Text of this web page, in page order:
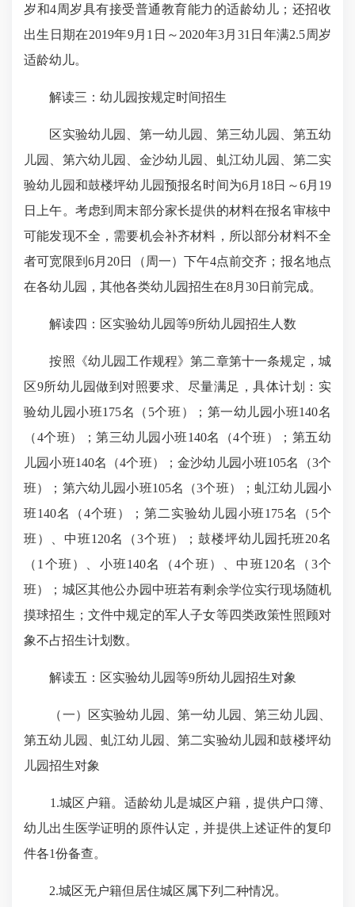
岁和4周岁具有接受普通教育能力的适龄幼儿；还招收
出生日期在2019年9月1日～2020年3月31日年满2.5周岁
适龄幼儿。
解读三：幼儿园按规定时间招生
区实验幼儿园、第一幼儿园、第三幼儿园、第五幼
儿园、第六幼儿园、金沙幼儿园、虬江幼儿园、第二实
验幼儿园和鼓楼坪幼儿园预报名时间为6月18日～6月19
日上午。考虑到周末部分家长提供的材料在报名审核中
可能发现不全，需要机会补齐材料，所以部分材料不全
者可宽限到6月20日（周一）下午4点前交齐；报名地点
在各幼儿园，其他各类幼儿园招生在8月30日前完成。
解读四：区实验幼儿园等9所幼儿园招生人数
按照《幼儿园工作规程》第二章第十一条规定，城
区9所幼儿园做到对照要求、尽量满足，具体计划：实
验幼儿园小班175名（5个班）；第一幼儿园小班140名
（4个班）；第三幼儿园小班140名（4个班）；第五幼
儿园小班140名（4个班）；金沙幼儿园小班105名（3个
班）；第六幼儿园小班105名（3个班）；虬江幼儿园小
班140名（4个班）；第二实验幼儿园小班175名（5个
班）、中班120名（3个班）；鼓楼坪幼儿园托班20名
（1个班）、小班140名（4个班）、中班120名（3个
班）；城区其他公办园中班若有剩余学位实行现场随机
摸球招生；文件中规定的军人子女等四类政策性照顾对
象不占招生计划数。
解读五：区实验幼儿园等9所幼儿园招生对象
（一）区实验幼儿园、第一幼儿园、第三幼儿园、
第五幼儿园、虬江幼儿园、第二实验幼儿园和鼓楼坪幼
儿园招生对象
1.城区户籍。适龄幼儿是城区户籍，提供户口簿、
幼儿出生医学证明的原件认定，并提供上述证件的复印
件各1份备查。
2.城区无户籍但居住城区属下列二种情况。